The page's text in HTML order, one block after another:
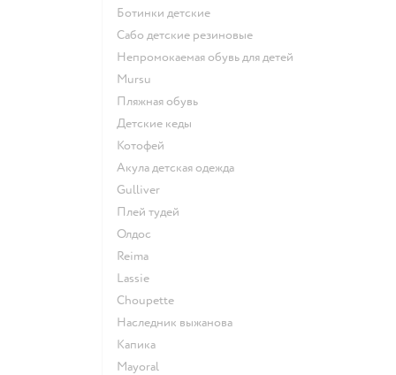
Ботинки детские
Сабо детские резиновые
Непромокаемая обувь для детей
Mursu
Пляжная обувь
Детские кеды
Котофей
Акула детская одежда
Gulliver
Плей тудей
Олдос
Reima
Lassie
Choupette
Наследник выжанова
Капика
Mayoral